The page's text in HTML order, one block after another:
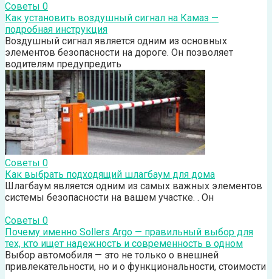
Советы 0
Как установить воздушный сигнал на Камаз —
подробная инструкция
Воздушный сигнал является одним из основных
элементов безопасности на дороге. Он позволяет
водителям предупредить
Советы 0
Как выбрать подходящий шлагбаум для дома
Шлагбаум является одним из самых важных элементов
системы безопасности на вашем участке. . Он
Советы 0
Почему именно Sollers Argo — правильный выбор для
тех, кто ищет надежность и современность в одном
Выбор автомобиля — это не только о внешней
привлекательности, но и о функциональности, стоимости